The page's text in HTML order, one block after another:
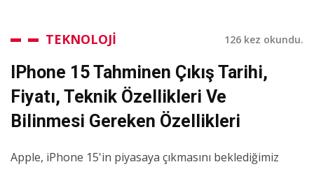
TEKNOLOJİ 126 kez okundu.
IPhone 15 Tahminen Çıkış Tarihi,
Fiyatı, Teknik Özellikleri Ve
Bilinmesi Gereken Özellikleri
Apple, iPhone 15'in piyasaya çıkmasını beklediğimiz